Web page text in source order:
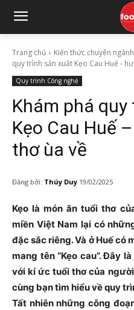
Trang chủ Kiến thức chuyên ngành
quy trình sản xuất Kẹo Cau Huế -
Quy trình Công nghệ
Khám phá
Kẹo Cau Huế
thơ ùa về
Đăng bởi: Thúy Duy 19/02/2025
Kẹo là món ăn tuổi thơ
miền Việt Nam lại có
đặc sắc riêng. Và ở Huế có
mang tên “Kẹo cau”. Đây
với kí ức tuổi thơ của
cùng bạn tìm hiểu về quy
Tất nhiên những công